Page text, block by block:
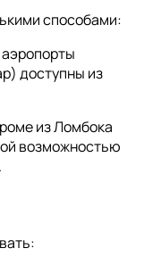
способами:
доступны из
из Ломбока
возможностью